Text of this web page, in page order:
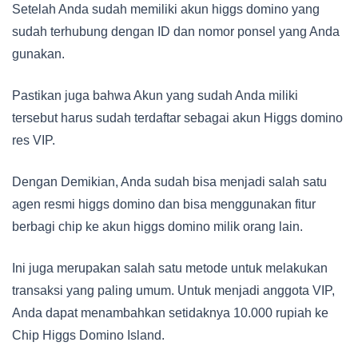
Setelah Anda sudah memiliki akun higgs domino yang
sudah terhubung dengan ID dan nomor ponsel yang Anda
gunakan.
Pastikan juga bahwa Akun yang sudah Anda miliki
tersebut harus sudah terdaftar sebagai akun Higgs domino
res VIP.
Dengan Demikian, Anda sudah bisa menjadi salah satu
agen resmi higgs domino dan bisa menggunakan fitur
berbagi chip ke akun higgs domino milik orang lain.
Ini juga merupakan salah satu metode untuk melakukan
transaksi yang paling umum. Untuk menjadi anggota VIP,
Anda dapat menambahkan setidaknya 10.000 rupiah ke
Chip Higgs Domino Island.